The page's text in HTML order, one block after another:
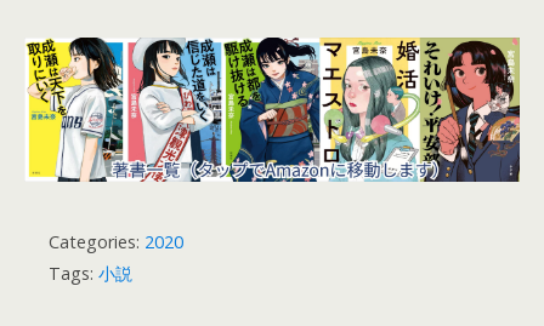
Categories: 2020
Tags: 小説